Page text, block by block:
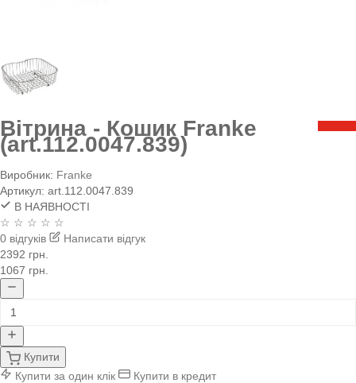
Вітрина - Кошик Franke
(art.112.0047.839)
Виробник: Franke
Артикул: art.112.0047.839
В НАЯВНОСТІ
☆ ☆ ☆ ☆ ☆
0 відгуків
Написати відгук
2392 грн.
1067 грн.
Купити
Купити за один клік
Купити в кредит